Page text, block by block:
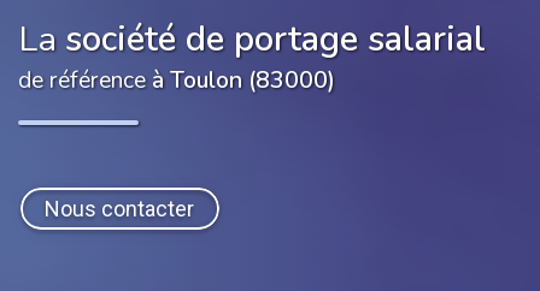
La société de portage salarial
de référence à Toulon (83000)
Nous contacter